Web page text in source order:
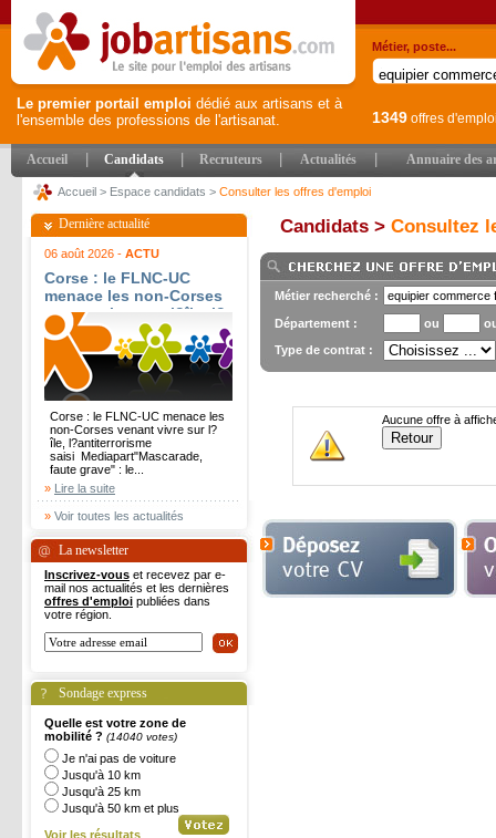
Le premier portail emploi dédié aux artisans et à
l'ensemble des professions de l'artisanat.
Métier, poste...
1349 offres
Accueil Candidats Recruteurs Actualités Annuaire des
Accueil > Espace candidats > Consulter les offres d'emploi
Dernière actualité
06 août 2026 - ACTU
Corse : le FLNC-UC
menace les non-Corses
venant vivre sur l?île, l?
antiterrorisme saisi -
Mediapart
Corse : le FLNC-UC menace les
non-Corses venant vivre sur l?
île, l?antiterrorisme
saisi Mediapart"Mascarade,
faute grave" : le...
» Lire la suite
» Voir toutes les actualités
La newsletter
Inscrivez-vous et recevez par e-
mail nos actualités et les dernières
offres d'emploi publiées dans
votre région.
Sondage express
Quelle est votre zone de
mobilité ? (14040 votes)
Je n'ai pas de voiture
Jusqu'à 10 km
Jusqu'à 25 km
Jusqu'à 50 km et plus
Voir les résultats
Candidats > Consultez
Métier recherché :
Département : ou
Type de contrat :
Aucune offre à